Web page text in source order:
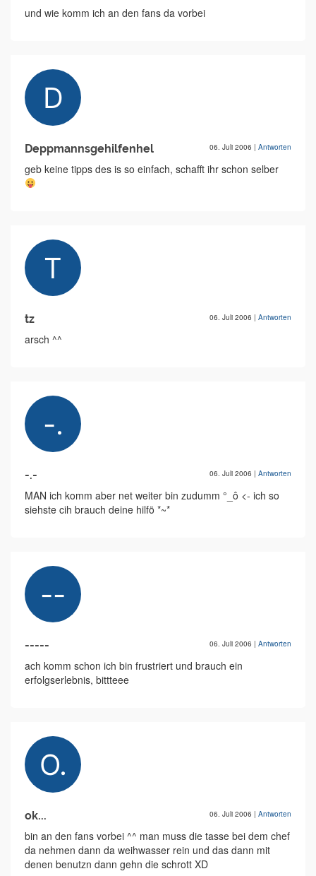
und wie komm ich an den fans da vorbei
Deppmannsgehilfenhel 06. Juli 2006 | Antworten
geb keine tipps des is so einfach, schafft ihr schon selber
tz 06. Juli 2006 | Antworten
arsch ^^
-.- 06. Juli 2006 | Antworten
MAN ich komm aber net weiter bin zudumm °_ô <- ich so
siehste cih brauch deine hilfö *~*
----- 06. Juli 2006 | Antworten
ach komm schon ich bin frustriert und brauch ein
erfolgserlebnis, bittteee
ok... 06. Juli 2006 | Antworten
bin an den fans vorbei ^^ man muss die tasse bei dem chef
da nehmen dann da weihwasser rein und das dann mit
denen benutzn dann gehn die schrott XD